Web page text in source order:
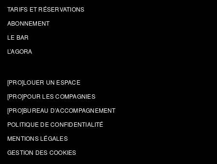
TARIFS ET RÉSERVATIONS
ABONNEMENT
LE BAR
L’AGORA
[PRO]LOUER UN ESPACE
[PRO]POUR LES COMPAGNIES
[PRO]BUREAU D’ACCOMPAGNEMENT
POLITIQUE DE CONFIDENTIALITÉ
MENTIONS LÉGALES
GESTION DES COOKIES